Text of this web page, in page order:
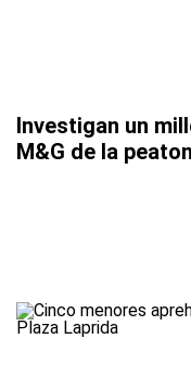
Investigan un
M&G de la